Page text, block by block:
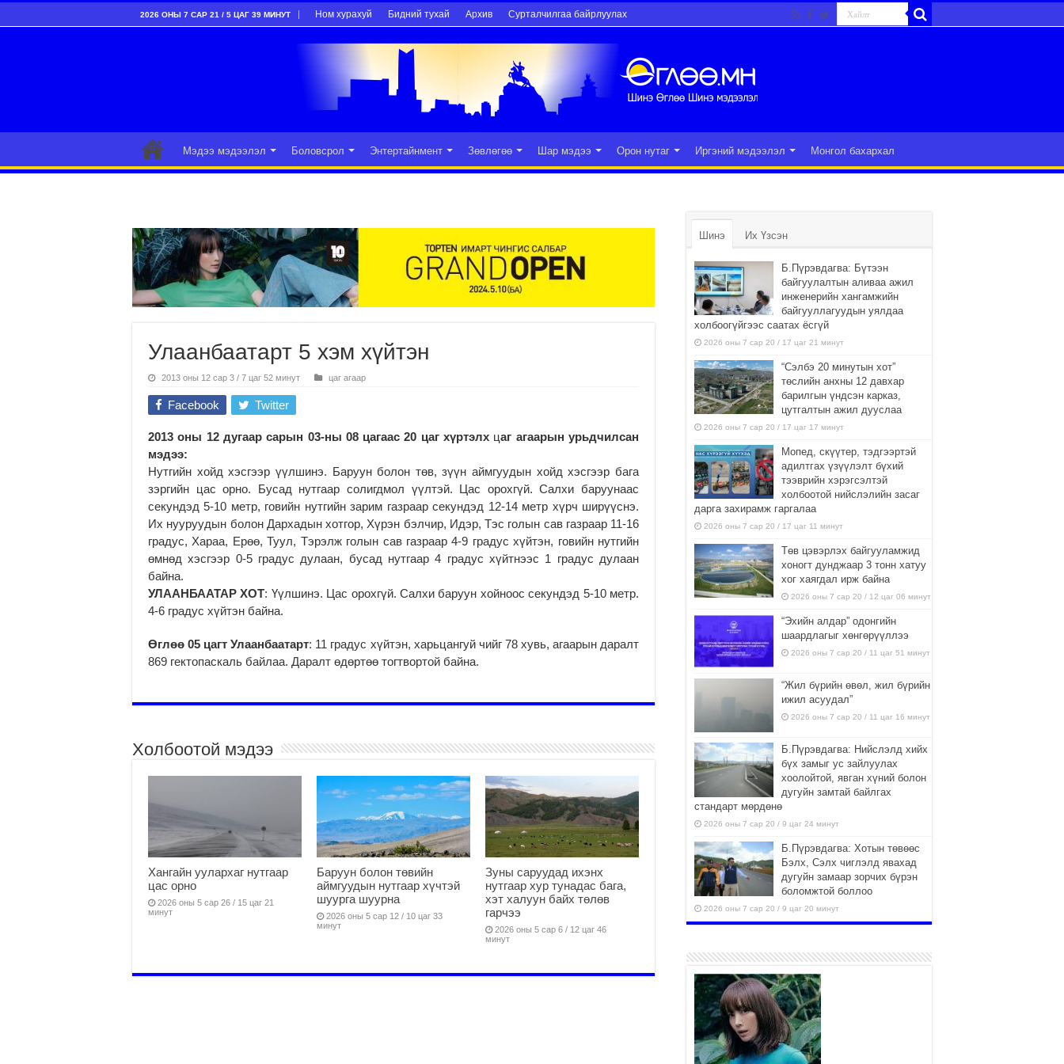
2026 ОНЫ 7 САР 21 / 5 ЦАГ 39 МИНУТ Ном хурахуй Бидний тухай Архив Сурталчилгаа байрлуулах
Мэдээ мэдээлэл Боловсрол Энтертайнмент Зөвлөгөө Шар мэдээ Орон нутаг Иргэний мэдээлэл Монгол бахархал
Улаанбаатарт 5 хэм хүйтэн
2013 оны 12 сар 3 / 7 цаг 52 минут цаг агаар
Facebook Twitter
2013 оны 12 дугаар сарын 03-ны 08 цагаас 20 цаг хүртэлх цаг агаарын урьдчилсан
мэдээ:
Нутгийн хойд хэсгээр үүлшинэ. Баруун болон төв, зүүн аймгуудын хойд хэсгээр бага
зэргийн цас орно. Бусад нутгаар солигдмол үүлтэй. Цас орохгүй. Салхи баруунаас
секундэд 5-10 метр, говийн нутгийн зарим газраар секундэд 12-14 метр хүрч ширүүснэ.
Их нууруудын болон Дархадын хотгор, Хүрэн бэлчир, Идэр, Тэс голын сав газраар 11-16
градус, Хараа, Ерөө, Туул, Тэрэлж голын сав газраар 4-9 градус хүйтэн, говийн нутгийн
өмнөд хэсгээр 0-5 градус дулаан, бусад нутгаар 4 градус хүйтнээс 1 градус дулаан
байна.
УЛААНБААТАР ХОТ: Үүлшинэ. Цас орохгүй. Салхи баруун хойноос секундэд 5-10 метр.
4-6 градус хүйтэн байна.
Өглөө 05 цагт Улаанбаатарт: 11 градус хүйтэн, харьцангуй чийг 78 хувь, агаарын даралт
869 гектопаскаль байлаа. Даралт өдөртөө тогтвортой байна.
Холбоотой мэдээ
Хангайн уулархаг нутгаар
цас орно
2026 оны 5 сар 26 / 15 цаг 21
минут
Баруун болон төвийн
аймгуудын нутгаар хүчтэй
шуурга шуурна
2026 оны 5 сар 12 / 10 цаг 33
минут
Зуны саруудад ихэнх
нутгаар хур тунадас бага,
хэт халуун байх төлөв
гарчээ
2026 оны 5 сар 6 / 12 цаг 46
минут
Шинэ Их Үзсэн
Б.Пүрэвдагва: Бүтээн
байгуулалтын аливаа ажил
инженерийн хангамжийн
байгууллагуудын уялдаа
холбоогүйгээс саатах ёсгүй
2026 оны 7 сар 20 / 17 цаг 21 минут
“Сэлбэ 20 минутын хот”
төслийн анхны 12 давхар
барилгын үндсэн карказ,
цутгалтын ажил дууслаа
2026 оны 7 сар 20 / 17 цаг 17 минут
Мопед, скүүтер, тэдгээртэй
адилтгах үзүүлэлт бүхий
тээврийн хэрэгсэлтэй
холбоотой нийслэлийн засаг
дарга захирамж гаргалаа
2026 оны 7 сар 20 / 17 цаг 11 минут
Төв цэвэрлэх байгууламжид
хоногт дунджаар 3 тонн хатуу
хог хаягдал ирж байна
2026 оны 7 сар 20 / 12 цаг 06 минут
“Эхийн алдар” одонгийн
шаардлагыг хөнгөрүүллээ
2026 оны 7 сар 20 / 11 цаг 51 минут
“Жил бүрийн өвөл, жил бүрийн
ижил асуудал”
2026 оны 7 сар 20 / 11 цаг 16 минут
Б.Пүрэвдагва: Нийслэлд хийх
бүх замыг ус зайлуулах
хоолойтой, явган хүний болон
дугуйн замтай байлгах
стандарт мөрдөнө
2026 оны 7 сар 20 / 9 цаг 24 минут
Б.Пүрэвдагва: Хотын төвөөс
Бэлх, Сэлх чиглэлд явахад
дугуйн замаар зорчих бүрэн
боломжтой боллоо
2026 оны 7 сар 20 / 9 цаг 20 минут
шугам хоолойн ажил 80
хувьтай үргэлжилж байна
2026 оны 7 сар 20 / 9 цаг 14 минут
Усархаг аадар бороо орж
байгаа тул аюулгүй байдлаа
хангаж, үер усны аюулаас
сэрэмжлэхийг нийслэлийн